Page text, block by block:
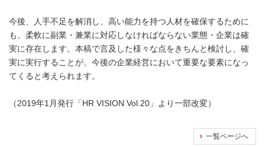
今後、人手不足を解消し、高い能力を持つ人材を確保するために
も、柔軟に副業・兼業に対応しなければならない業態・企業は確
実に存在します。本稿で言及した様々な点をきちんと検討し、確
実に実行することが、今後の企業経営において重要な要素になっ
てくると考えられます。
（2019年1月発行「HR VISION Vol.20」より一部改変）
一覧ページへ